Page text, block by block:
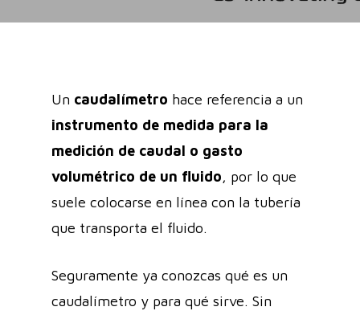
Un caudalímetro hace referencia a un
instrumento de medida para la
medición de caudal o gasto
volumétrico de un fluido, por lo que
suele colocarse en línea con la tubería
que transporta el fluido.
Seguramente ya conozcas qué es un
caudalímetro y para qué sirve. Sin